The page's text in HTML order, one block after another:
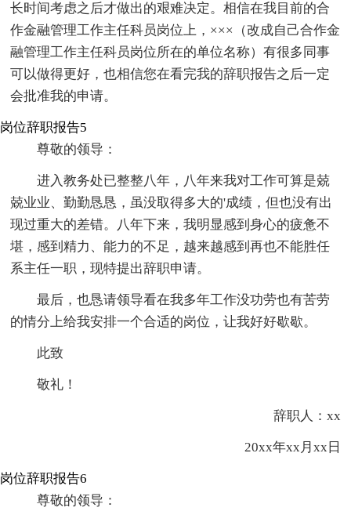
长时间考虑之后才做出的艰难决定。相信在我目前的合
作金融管理工作主任科员岗位上，×××（改成自己合作金
融管理工作主任科员岗位所在的单位名称）有很多同事
可以做得更好，也相信您在看完我的辞职报告之后一定
会批准我的申请。
岗位辞职报告5
尊敬的领导：
进入教务处已整整八年，八年来我对工作可算是兢
兢业业、勤勤恳恳，虽没取得多大的'成绩，但也没有出
现过重大的差错。八年下来，我明显感到身心的疲惫不
堪，感到精力、能力的不足，越来越感到再也不能胜任
系主任一职，现特提出辞职申请。
最后，也恳请领导看在我多年工作没功劳也有苦劳
的情分上给我安排一个合适的岗位，让我好好歇歇。
此致
敬礼！
辞职人：xx
20xx年xx月xx日
岗位辞职报告6
尊敬的领导：